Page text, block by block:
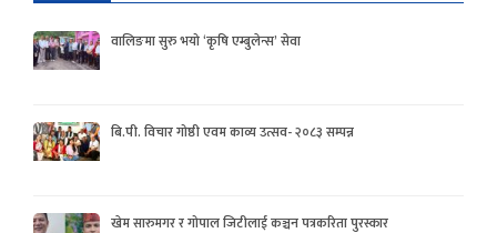
वालिङमा सुरु भयो ‘कृषि एम्बुलेन्स’ सेवा
बि.पी. विचार गोष्ठी एवम काव्य उत्सव- २०८३ सम्पन्न
खेम सारुमगर र गोपाल जिटीलाई कञ्चन पत्रकरिता पुरस्कार